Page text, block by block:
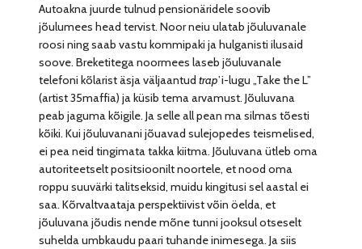
Autoakna juurde tulnud pensionäridele soovib
jõulumees head tervist. Noor neiu ulatab jõuluvanale
roosi ning saab vastu kommipaki ja hulganisti ilusaid
soove. Breketitega noormees laseb jõuluvanale
telefoni kõlarist äsja väljaantudtrap’i-lugu „Take the L”
(artist 35maffia) ja küsib tema arvamust. Jõuluvana
peab jaguma kõigile. Ja selle all pean ma silmas tõesti
kõiki. Kui jõuluvanani jõuavad sulejopedes teismelised,
ei pea neid tingimata takka kiitma. Jõuluvana ütleb oma
autoriteetselt positsioonilt noortele, et nood oma
roppu suuvärki talitseksid, muidu kingitusi sel aastal ei
saa. Kõrvaltvaataja perspektiivist võin öelda, et
jõuluvana jõudis nende mõne tunni jooksul otseselt
suhelda umbkaudu paari tuhande inimesega. Ja siis